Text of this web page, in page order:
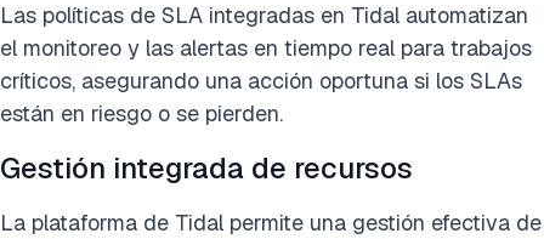
Las políticas de SLA integradas en Tidal automatizan
el monitoreo y las alertas en tiempo real para trabajos
críticos, asegurando una acción oportuna si los SLAs
están en riesgo o se pierden.
Gestión integrada de recursos
La plataforma de Tidal permite una gestión efectiva de